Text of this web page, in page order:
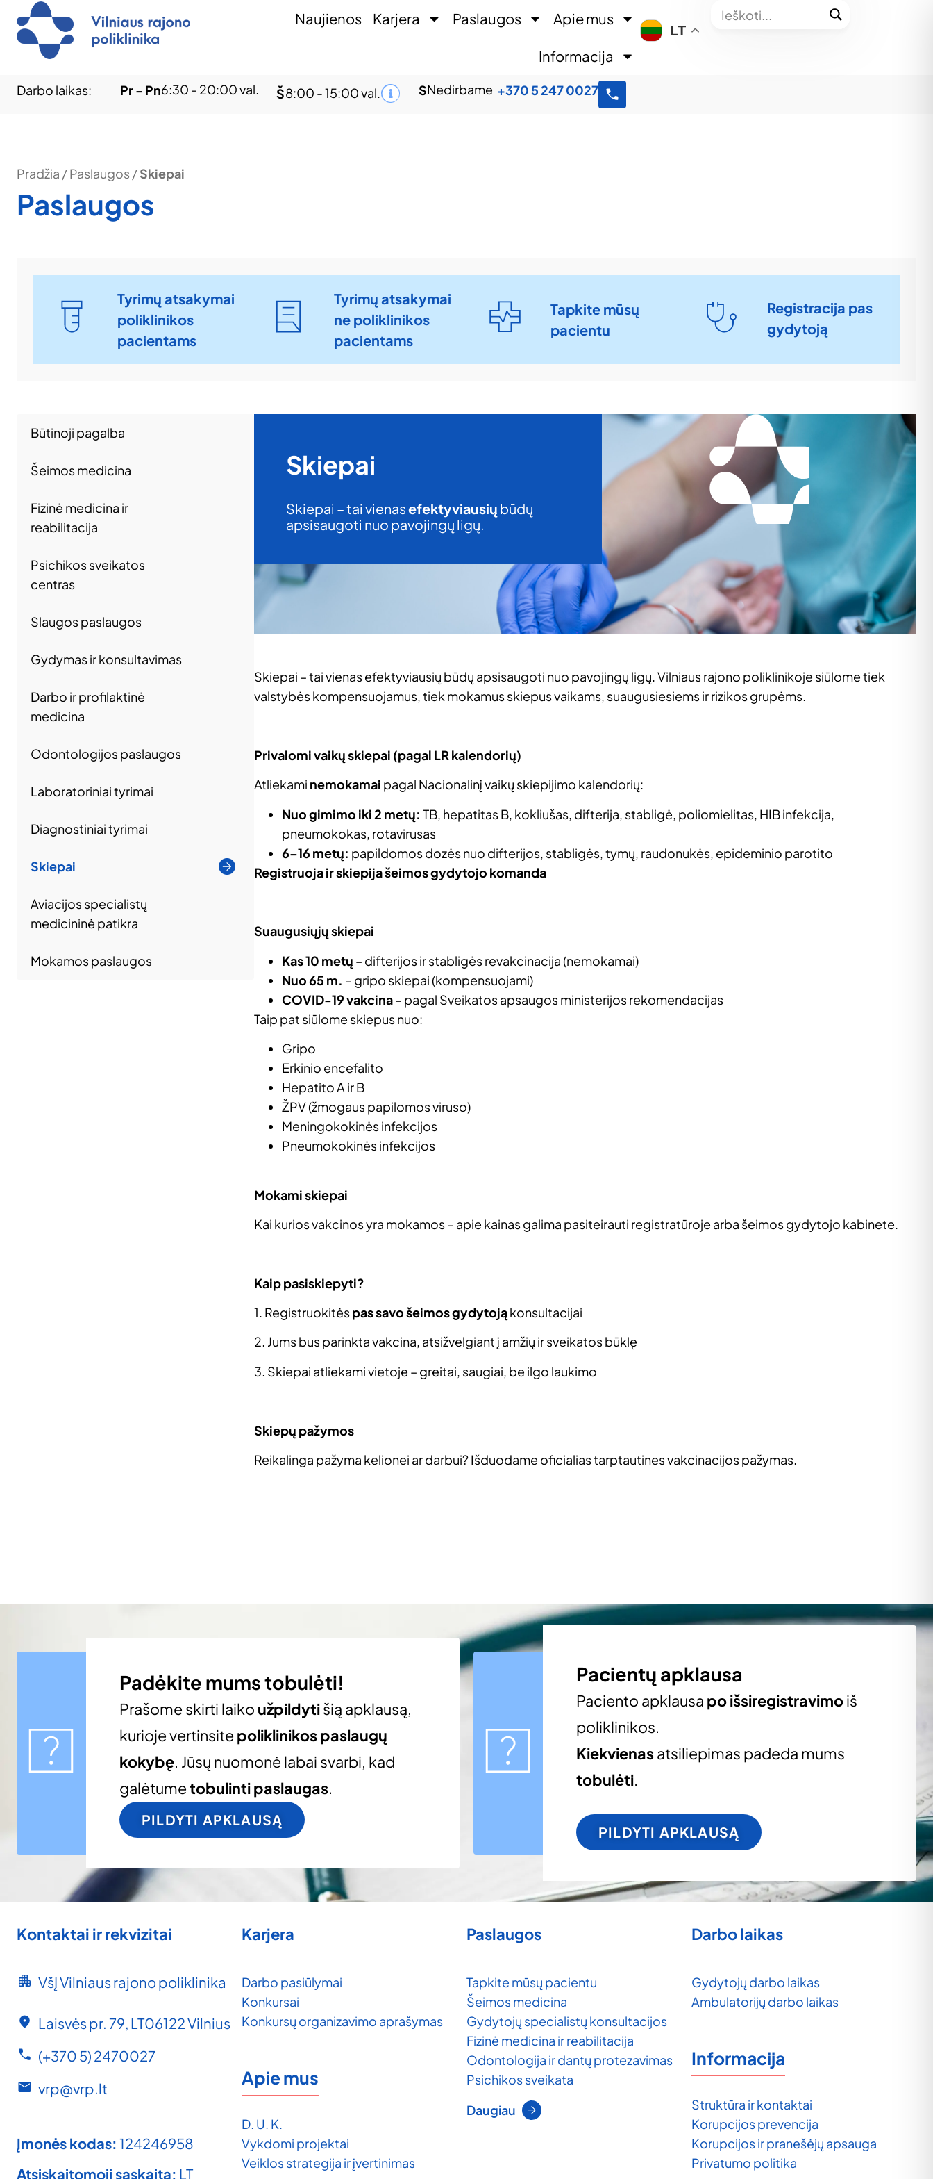
Naujienos Karjera Paslaugos Apie mus
Informacija
LT
Darbo laikas: Pr - Pn6:30 - 20:00 val. Š8:00 - 15:00 val. SNedirbame +370 5 247 0027
Pradžia /Paslaugos /Skiepai
Paslaugos
Tyrimų atsakymai
poliklinikos
pacientams
Tyrimų atsakymai
ne poliklinikos
pacientams
Tapkite mūsų
pacientu​
Registracija pas
gydytoją
Būtinoji pagalba
Šeimos medicina
Fizinė medicina ir
reabilitacija
Psichikos sveikatos
centras
Slaugos paslaugos
Gydymas ir konsultavimas
Darbo ir profilaktinė
medicina
Odontologijos paslaugos
Laboratoriniai tyrimai
Diagnostiniai tyrimai
Skiepai
Aviacijos specialistų
medicininė patikra
Mokamos paslaugos
Skiepai
Skiepai – tai vienasefektyviausių būdų
apsisaugoti nuo pavojingų ligų.
Skiepai – tai vienas efektyviausių būdų apsisaugoti nuo pavojingų ligų. Vilniaus rajono poliklinikoje siūlome tiek
valstybės kompensuojamus, tiek mokamus skiepus vaikams, suaugusiesiems ir rizikos grupėms.
Privalomi vaikų skiepai (pagal LR kalendorių)
Atliekami nemokamai pagal Nacionalinį vaikų skiepijimo kalendorių:
Nuo gimimo iki 2 metų: TB, hepatitas B, kokliušas, difterija, stabligė, poliomielitas, HIB infekcija,
pneumokokas, rotavirusas
6–16 metų: papildomos dozės nuo difterijos, stabligės, tymų, raudonukės, epideminio parotito
Registruoja ir skiepija šeimos gydytojo komanda
Suaugusiųjų skiepai
Kas 10 metų – difterijos ir stabligės revakcinacija (nemokamai)
Nuo 65 m. – gripo skiepai (kompensuojami)
COVID-19 vakcina– pagal Sveikatos apsaugos ministerijos rekomendacijas
Taip pat siūlome skiepus nuo:
Gripo
Erkinio encefalito
Hepatito A ir B
ŽPV (žmogaus papilomos viruso)
Meningokokinės infekcijos
Pneumokokinės infekcijos
Mokami skiepai
Kai kurios vakcinos yra mokamos – apie kainas galima pasiteirauti registratūroje arba šeimos gydytojo kabinete.
Kaip pasiskiepyti?
1. Registruokitėspas savo šeimos gydytojąkonsultacijai
2. Jums bus parinkta vakcina, atsižvelgiant į amžių ir sveikatos būklę
3. Skiepai atliekami vietoje – greitai, saugiai, be ilgo laukimo
Skiepų pažymos
Reikalinga pažyma kelionei ar darbui? Išduodame oficialias tarptautines vakcinacijos pažymas.
Padėkite mums tobulėti!
Prašome skirti laiko užpildytišią apklausą,
kurioje vertinsite poliklinikos paslaugų
kokybę. Jūsų nuomonė labai svarbi, kad
galėtumetobulinti paslaugas.
PILDYTI APKLAUSĄ
Pacientų apklausa
Paciento apklausa po išsiregistravimoiš
poliklinikos.
Kiekvienasatsiliepimas padeda mums
tobulėti.
PILDYTI APKLAUSĄ
Kontaktai ir rekvizitai
VšĮ Vilniaus rajono poliklinika
Laisvės pr. 79, LT06122 Vilnius
(+370 5) 2470027
vrp@vrp.lt
Įmonės kodas: 124246958
Atsiskaitomoji sąskaita: LT
Karjera
Darbo pasiūlymai
Konkursai
Konkursų organizavimo aprašymas
Apie mus
D. U. K.
Vykdomi projektai
Veiklos strategija ir įvertinimas
Paslaugos
Tapkite mūsų pacientu
Šeimos medicina
Gydytojų specialistų konsultacijos
Fizinė medicina ir reabilitacija
Odontologija ir dantų protezavimas
Psichikos sveikata
Daugiau
Darbo laikas
Gydytojų darbo laikas
Ambulatorijų darbo laikas
Informacija
Struktūra ir kontaktai
Korupcijos prevencija
Korupcijos ir pranešėjų apsauga
Privatumo politika